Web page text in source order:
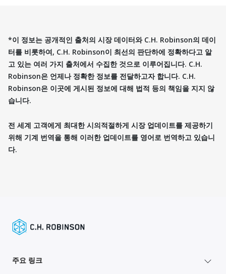
*이 정보는 공개적인 출처의 시장 데이터와 C.H. Robinson의 데이
터를 비롯하여, C.H. Robinson이 최선의 판단하에 정확하다고 알
고 있는 여러 가지 출처에서 수집한 것으로 이루어집니다. C.H.
Robinson은 언제나 정확한 정보를 전달하고자 합니다. C.H.
Robinson은 이곳에 게시된 정보에 대해 법적 등의 책임을 지지 않
습니다.
전 세계 고객에게 최대한 시의적절하게 시장 업데이트를 제공하기
위해 기계 번역을 통해 이러한 업데이트를 영어로 번역하고 있습니
다.
주요 링크